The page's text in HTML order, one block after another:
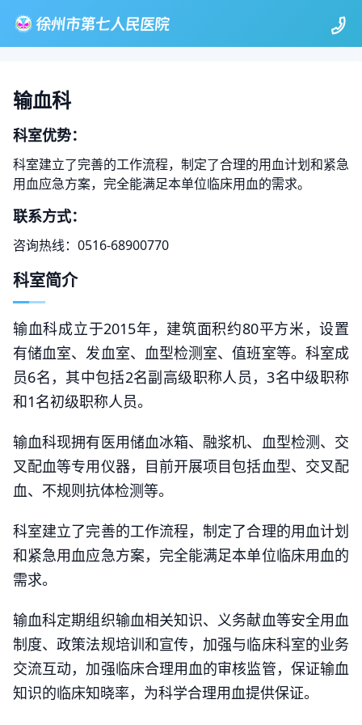
输血科
科室优势：
科室建立了完善的工作流程，制定了合理的用血计划和紧急
用血应急方案，完全能满足本单位临床用血的需求。
联系方式：
咨询热线：0516-68900770
科室简介
输血科成立于2015年，建筑面积约80平方米，设置
有储血室、发血室、血型检测室、值班室等。科室成
员6名，其中包括2名副高级职称人员，3名中级职称
和1名初级职称人员。
输血科现拥有医用储血冰箱、融浆机、血型检测、交
叉配血等专用仪器，目前开展项目包括血型、交叉配
血、不规则抗体检测等。
科室建立了完善的工作流程，制定了合理的用血计划
和紧急用血应急方案，完全能满足本单位临床用血的
需求。
输血科定期组织输血相关知识、义务献血等安全用血
制度、政策法规培训和宣传，加强与临床科室的业务
交流互动，加强临床合理用血的审核监管，保证输血
知识的临床知晓率，为科学合理用血提供保证。